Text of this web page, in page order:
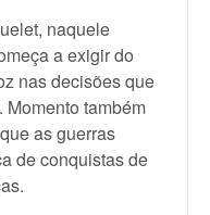
naquele
a exigir do
nas decisões que
também
as guerras
de conquistas de